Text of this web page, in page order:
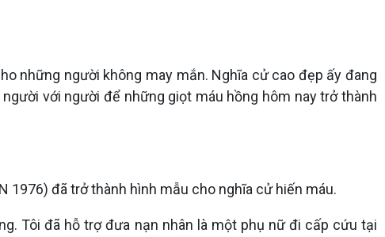
những người không may mắn. Nghĩa cử cao đẹp ấy đang
với người để những giọt máu hồng hôm nay trở thành
1976) đã trở thành hình mẫu cho nghĩa cử hiến máu.
Tôi đã hỗ trợ đưa nạn nhân là một phụ nữ đi cấp cứu tại